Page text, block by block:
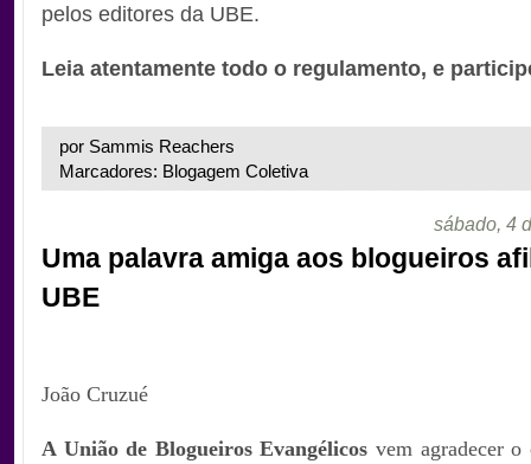
pelos editores da UBE.
Leia atentamente todo o regulamento, e
por Sammis Reachers
Marcadores: Blogagem Coletiva
sábado, 4
Uma palavra amiga aos blogueiros
UBE
João Cruzué
A União de Blogueiros Evangélicos vem agradecer o